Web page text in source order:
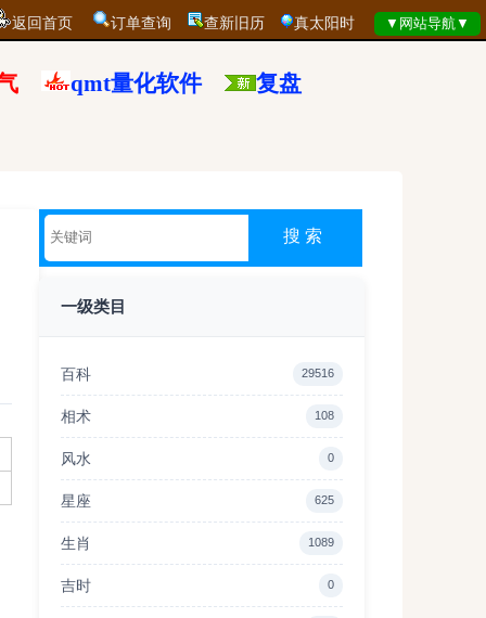
返回首页 订单查询 查新旧历 真太阳时
qmt量化软件 复盘
一级类目
百科 29516
相术 108
风水 0
星座 625
生肖 1089
吉时 0